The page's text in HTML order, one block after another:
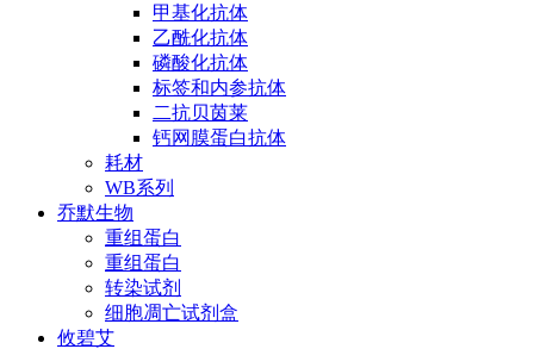
甲基化抗体
乙酰化抗体
磷酸化抗体
标签和内参抗体
二抗贝茵莱
钙网膜蛋白抗体
耗材
WB系列
乔默生物
重组蛋白
重组蛋白
转染试剂
细胞凋亡试剂盒
攸碧艾